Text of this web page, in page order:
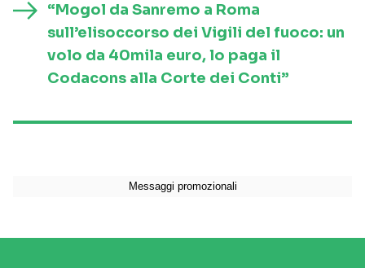
“Mogol da Sanremo a Roma
sull’elisoccorso dei Vigili del fuoco: un
volo da 40mila euro, lo paga il
Codacons alla Corte dei Conti”